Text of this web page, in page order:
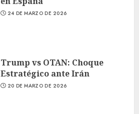
24 DE MARZO DE 2026
Trump vs OTAN: Choque
Estratégico ante Irán
20 DE MARZO DE 2026